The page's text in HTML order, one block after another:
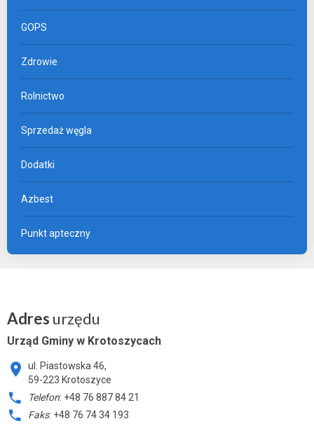
GOPS
Zdrowie
Rolnictwo
Sprzedaż węgla
Dodatki
Azbest
Punkt apteczny
Adres urzędu
Urząd Gminy w Krotoszycach
ul. Piastowska 46,
59-223 Krotoszyce
Telefon: +48 76 887 84 21
Faks: +48 76 74 34 193